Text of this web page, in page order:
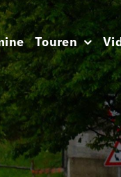
Touren